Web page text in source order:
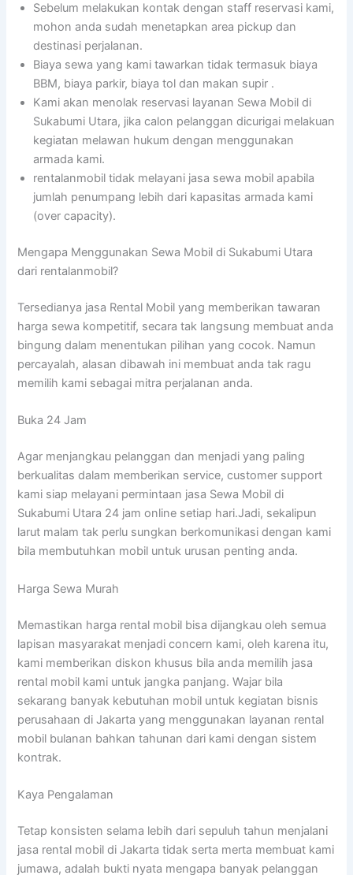
Sebelum melakukan kontak dengan staff reservasi kami,
mohon anda sudah menetapkan area pickup dan
destinasi perjalanan.
Biaya sewa yang kami tawarkan tidak termasuk biaya
BBM, biaya parkir, biaya tol dan makan supir .
Kami akan menolak reservasi layanan Sewa Mobil di
Sukabumi Utara, jika calon pelanggan dicurigai melakuan
kegiatan melawan hukum dengan menggunakan
armada kami.
rentalanmobil tidak melayani jasa sewa mobil apabila
jumlah penumpang lebih dari kapasitas armada kami
(over capacity).
Mengapa Menggunakan Sewa Mobil di Sukabumi Utara
dari rentalanmobil?
Tersedianya jasa Rental Mobil yang memberikan tawaran
harga sewa kompetitif, secara tak langsung membuat anda
bingung dalam menentukan pilihan yang cocok. Namun
percayalah, alasan dibawah ini membuat anda tak ragu
memilih kami sebagai mitra perjalanan anda.
Buka 24 Jam
Agar menjangkau pelanggan dan menjadi yang paling
berkualitas dalam memberikan service, customer support
kami siap melayani permintaan jasa Sewa Mobil di
Sukabumi Utara 24 jam online setiap hari.Jadi, sekalipun
larut malam tak perlu sungkan berkomunikasi dengan kami
bila membutuhkan mobil untuk urusan penting anda.
Harga Sewa Murah
Memastikan harga rental mobil bisa dijangkau oleh semua
lapisan masyarakat menjadi concern kami, oleh karena itu,
kami memberikan diskon khusus bila anda memilih jasa
rental mobil kami untuk jangka panjang. Wajar bila
sekarang banyak kebutuhan mobil untuk kegiatan bisnis
perusahaan di Jakarta yang menggunakan layanan rental
mobil bulanan bahkan tahunan dari kami dengan sistem
kontrak.
Kaya Pengalaman
Tetap konsisten selama lebih dari sepuluh tahun menjalani
jasa rental mobil di Jakarta tidak serta merta membuat kami
jumawa, adalah bukti nyata mengapa banyak pelanggan